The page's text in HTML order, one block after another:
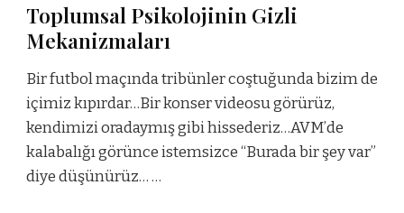
Toplumsal Psikolojinin Gizli
Mekanizmaları
Bir futbol maçında tribünler coştuğunda bizim de
içimiz kıpırdar…Bir konser videosu görürüz,
kendimizi oradaymış gibi hissederiz…AVM’de
kalabalığı görünce istemsizce “Burada bir şey var”
diye düşünürüz… …